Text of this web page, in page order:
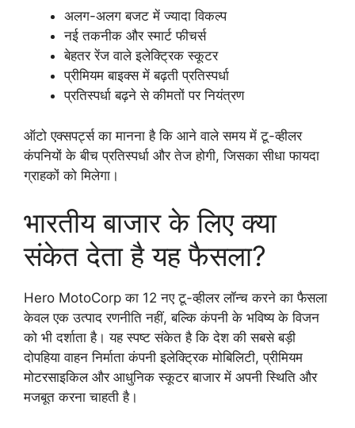
अलग-अलग बजट में ज्यादा विकल्प
नई तकनीक और स्मार्ट फीचर्स
बेहतर रेंज वाले इलेक्ट्रिक स्कूटर
प्रीमियम बाइक्स में बढ़ती प्रतिस्पर्धा
प्रतिस्पर्धा बढ़ने से कीमतों पर नियंत्रण
ऑटो एक्सपर्ट्स का मानना है कि आने वाले समय में टू-व्हीलर
कंपनियों के बीच प्रतिस्पर्धा और तेज होगी, जिसका सीधा फायदा
ग्राहकों को मिलेगा।
भारतीय बाजार के लिए क्या
संकेत देता है यह फैसला?
Hero MotoCorp का 12 नए टू-व्हीलर लॉन्च करने का फैसला
केवल एक उत्पाद रणनीति नहीं, बल्कि कंपनी के भविष्य के विजन
को भी दर्शाता है। यह स्पष्ट संकेत है कि देश की सबसे बड़ी
दोपहिया वाहन निर्माता कंपनी इलेक्ट्रिक मोबिलिटी, प्रीमियम
मोटरसाइकिल और आधुनिक स्कूटर बाजार में अपनी स्थिति और
मजबूत करना चाहती है।